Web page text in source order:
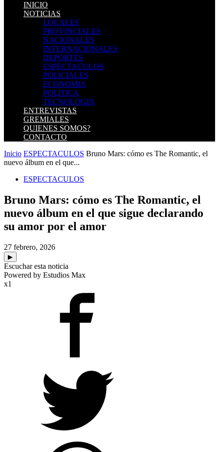
INICIO
NOTICIAS
LOCALES
PROVINCIALES
NACIONALES
INTERNACIONALES
DEPORTES
ESPECTACULOS
POLICIALES
ECONOMIA
POLITICA
TECNOLOGIA
ENTREVISTAS
GREMIALES
QUIENES SOMOS?
CONTACTO
Inicio ESPECTACULOS Bruno Mars: cómo es The Romantic, el
nuevo álbum en el que...
ESPECTACULOS
Bruno Mars: cómo es The Romantic, el
nuevo álbum en el que sigue declarando
su amor por el amor
27 febrero, 2026
▶
Escuchar esta noticia
Powered by Estudios Max
x1